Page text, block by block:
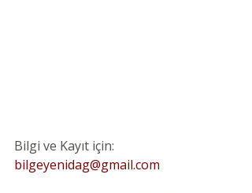
Bilgi ve Kayıt için:
bilgeyenidag@gmail.com